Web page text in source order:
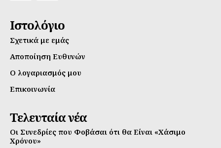
Ιστολόγιο
Σχετικά με εμάς
Αποποίηση Ευθυνών
Ο λογαριασμός μου
Επικοινωνία
Τελευταία νέα
Οι Συνεδρίες που Φοβάσαι ότι θα Είναι «Χάσιμο
Χρόνου»